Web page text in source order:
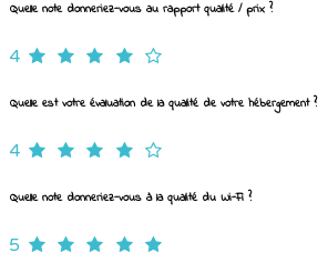
Quelle note donneriez-vous au rapport qualité / prix ?
4
Quelle est votre évaluation de la qualité de votre hébergement ?
4
Quelle note donneriez-vous à la qualité du Wi-Fi ?
5